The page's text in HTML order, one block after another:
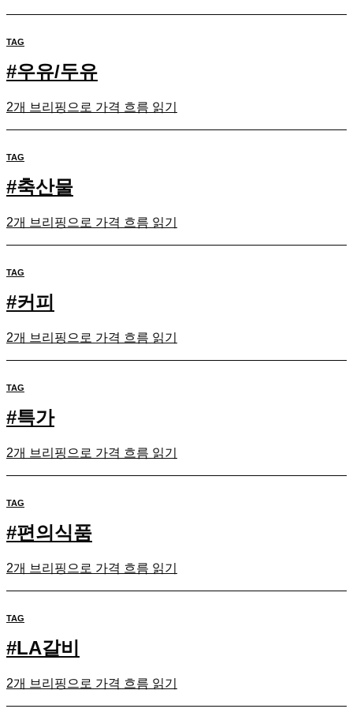
TAG
#우유/두유
2개 브리핑으로 가격 흐름 읽기
TAG
#축산물
2개 브리핑으로 가격 흐름 읽기
TAG
#커피
2개 브리핑으로 가격 흐름 읽기
TAG
#특가
2개 브리핑으로 가격 흐름 읽기
TAG
#편의식품
2개 브리핑으로 가격 흐름 읽기
TAG
#LA갈비
2개 브리핑으로 가격 흐름 읽기